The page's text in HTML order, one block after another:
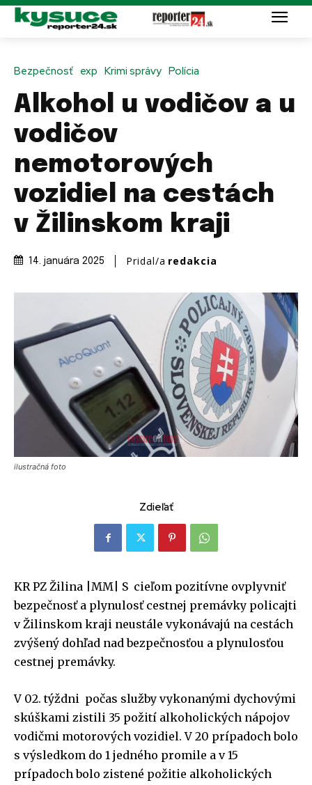
Bezpečnosť exp Krimi správy Polícia
Alkohol u vodičov a u
vodičov
nemotorových
vozidiel na cestách
v Žilinskom kraji
14. januára 2025 Pridal/a redakcia
ilustračná foto
Zdieľať
KR PZ Žilina |MM| S cieľom pozitívne ovplyvniť
bezpečnosť a plynulosť cestnej premávky policajti
v Žilinskom kraji neustále vykonávajú na cestách
zvýšený dohľad nad bezpečnosťou a plynulosťou
cestnej premávky.
V 02. týždni počas služby vykonanými dychovými
skúškami zistili 35 požití alkoholických nápojov
vodičmi motorových vozidiel. V 20 prípadoch bolo
s výsledkom do 1 jedného promile a v 15
prípadoch bolo zistené požitie alkoholických